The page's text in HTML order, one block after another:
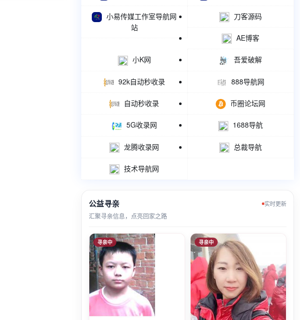
小易传媒工作室导航网
站
刀客源码
AE博客
小K网 吾爱破解
92k自动秒收录 888导航网
自动秒收录 币圈论坛网
5G收录网 1688导航
龙腾收录网 总裁导航
技术导航网
公益寻亲 实时更新
汇聚寻亲信息，点亮回家之路
寻亲中 寻亲中